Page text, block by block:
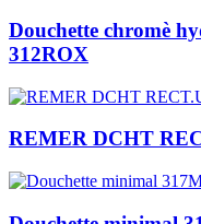
Douchette chromè
312ROX
REMER DCHT